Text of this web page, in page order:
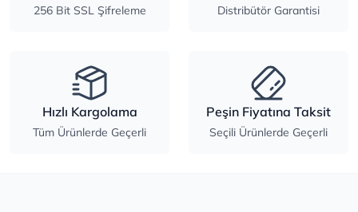
256 Bit SSL Şifreleme Distribütör Garantisi
Hızlı Kargolama
Tüm Ürünlerde Geçerli
Peşin Fiyatına Taksit
Seçili Ürünlerde Geçerli